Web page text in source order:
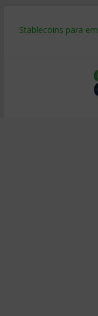
Stablecoins para
Despido
IA en selección de
Trabajo forzoso en
Mercado hispano